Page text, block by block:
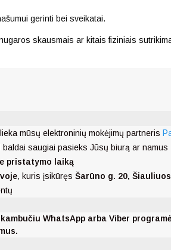
gerinti bei sveikatai.
skausmais ar kitais fiziniais
mūsų elektroninių mokėjimų partneris
saugiai pasieks Jūsų biurą ar namus
pristatymo laiką
, kuris įsikūręs Šarūno g. 20,
WhatsApp arba Viber